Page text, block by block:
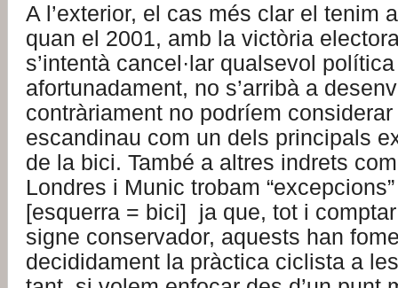
A l’exterior, el cas més clar el tenim
quan el 2001, amb la victòria
s’intentà cancel·lar qualsevol
afortunadament, no s’arribà a
contràriament no podríem
escandinau com un dels principals
de la bici. També a altres indrets
Londres i Munic trobam
[esquerra = bici] ja que, tot i
signe conservador, aquests han
decididament la pràctica ciclista a